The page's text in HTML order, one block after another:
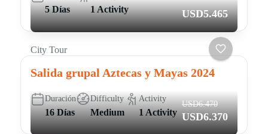
5 Días 1 Activity USD5.465
City Tour
Salida grupal Aztecas y Mayas 2024
Duración
16 Días
Difficulty
Medium
Activity
1 Activity
USD6.470
USD6.370